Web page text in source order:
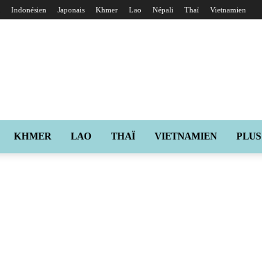
Indonésien Japonais Khmer Lao Népali Thaï Vietnamien
KHMER LAO THAÏ VIETNAMIEN PLUS